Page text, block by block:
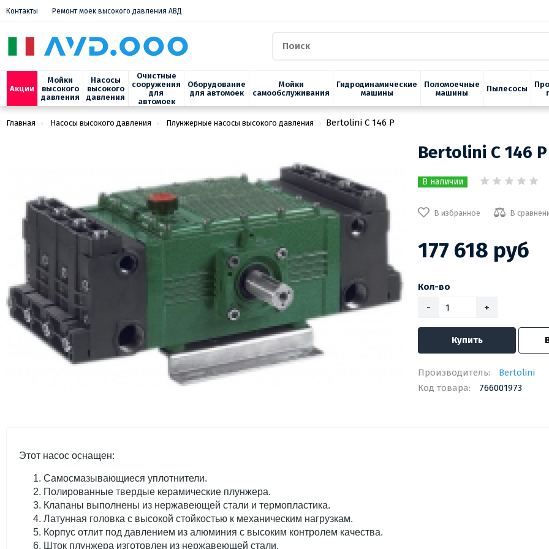
Контакты Ремонт моек высокого давления АВД
Акции
Мойки
высокого
давления
Насосы
высокого
давления
Очистные
сооружения
для
автомоек
Оборудование
для автомоек
Мойки
самообслуживания
Гидродинамические
машины
Поломоечные
машины
Пылесосы
Главная Насосы высокого давления Плунжерные насосы высокого давления Bertolini С 146 Р
Bertolini С 146 Р
В наличии
В избранное В
177 618 руб
Кол-во
-
+
Купить
Производитель:
Bertolini
Код товара:
766001973
Этот насос оснащен:
Самосмазывающиеся уплотнители.
Полированные твердые керамические плунжера.
Клапаны выполнены из нержавеющей стали и термопластика.
Латунная головка с высокой стойкостью к механическим нагрузкам.
Корпус отлит под давлением из алюминия с высоким контролем качества.
Шток плунжера изготовлен из нержавеющей стали.